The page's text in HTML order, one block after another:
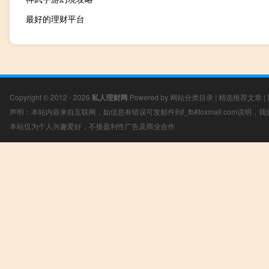
最好的理财平台
Copyright © 2012 - 2026 私人理财网 Powered by 网站分类目录 | 精选推荐文章 |
声明：本站内容来自互联网，如信息有错误可发邮件到f_fb#foxmail.com说明，我
本站仅为个人兴趣爱好，不接盈利性广告及商业合作